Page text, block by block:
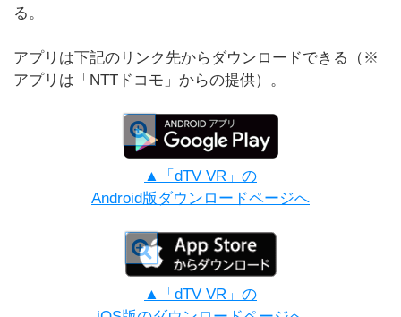
る。
アプリは下記のリンク先からダウンロードできる（※
アプリは「NTTドコモ」からの提供）。
▲「dTV VR」の
Android版ダウンロードページへ
▲「dTV VR」の